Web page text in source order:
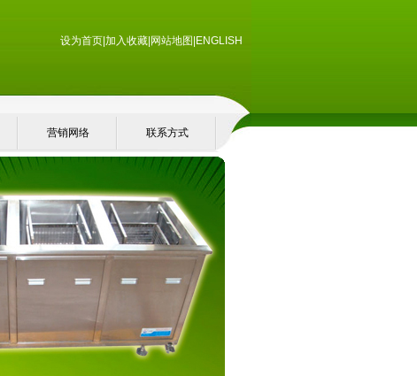
设为首页 加入收藏 网站地图 ENGLISH
营销网络 联系方式